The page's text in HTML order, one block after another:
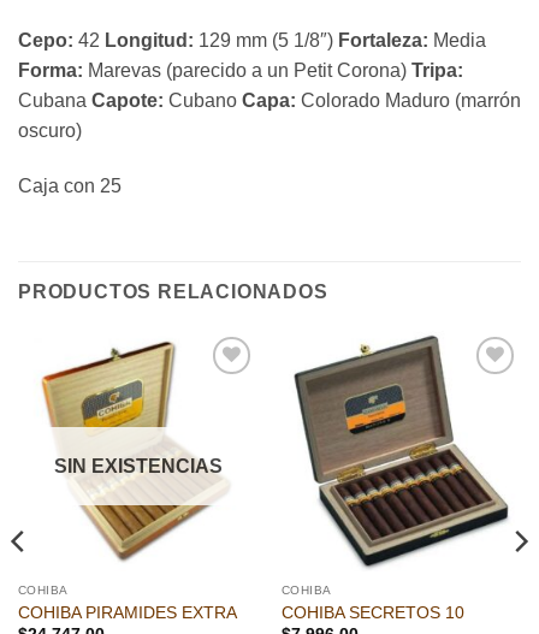
Cepo: 42 Longitud: 129 mm (5 1/8″) Fortaleza: Media
Forma: Marevas (parecido a un Petit Corona) Tripa:
Cubana Capote: Cubano Capa: Colorado Maduro (marrón
oscuro)
Caja con 25
PRODUCTOS RELACIONADOS
SIN EXISTENCIAS
COHIBA
COHIBA PIRAMIDES EXTRA
COHIBA
COHIBA SECRETOS 10